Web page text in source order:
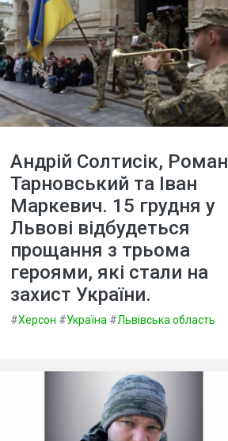
Андрій Солтисік, Роман
Тарновський та Іван
Маркевич. 15 грудня у
Львові відбудеться
прощання з трьома
героями, які стали на
захист України.
#Херсон #Україна #Львівська область